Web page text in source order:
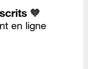
🧡
en ligne